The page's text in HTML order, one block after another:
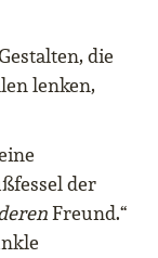
die
lenken,
der
Freund.“